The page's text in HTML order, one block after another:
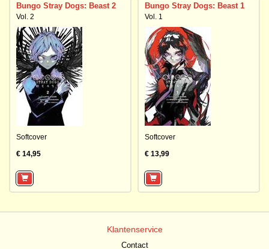
Bungo Stray Dogs: Beast 2
Vol. 2
Softcover
€ 14,95
Bungo Stray Dogs: Beast 1
Vol. 1
Softcover
€ 13,99
Klantenservice
Contact